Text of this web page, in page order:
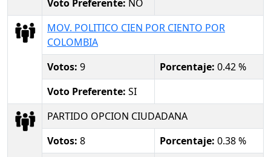
Voto Preferente: NO
MOV. POLITICO CIEN POR CIENTO POR
COLOMBIA
Votos: 9 Porcentaje: 0.42 %
Voto Preferente: SI
PARTIDO OPCION CIUDADANA
Votos: 8 Porcentaje: 0.38 %